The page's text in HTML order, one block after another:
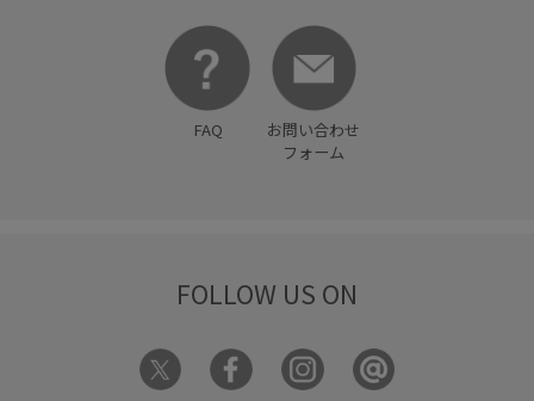
FAQ
お問い合わせ
フォーム
FOLLOW US ON